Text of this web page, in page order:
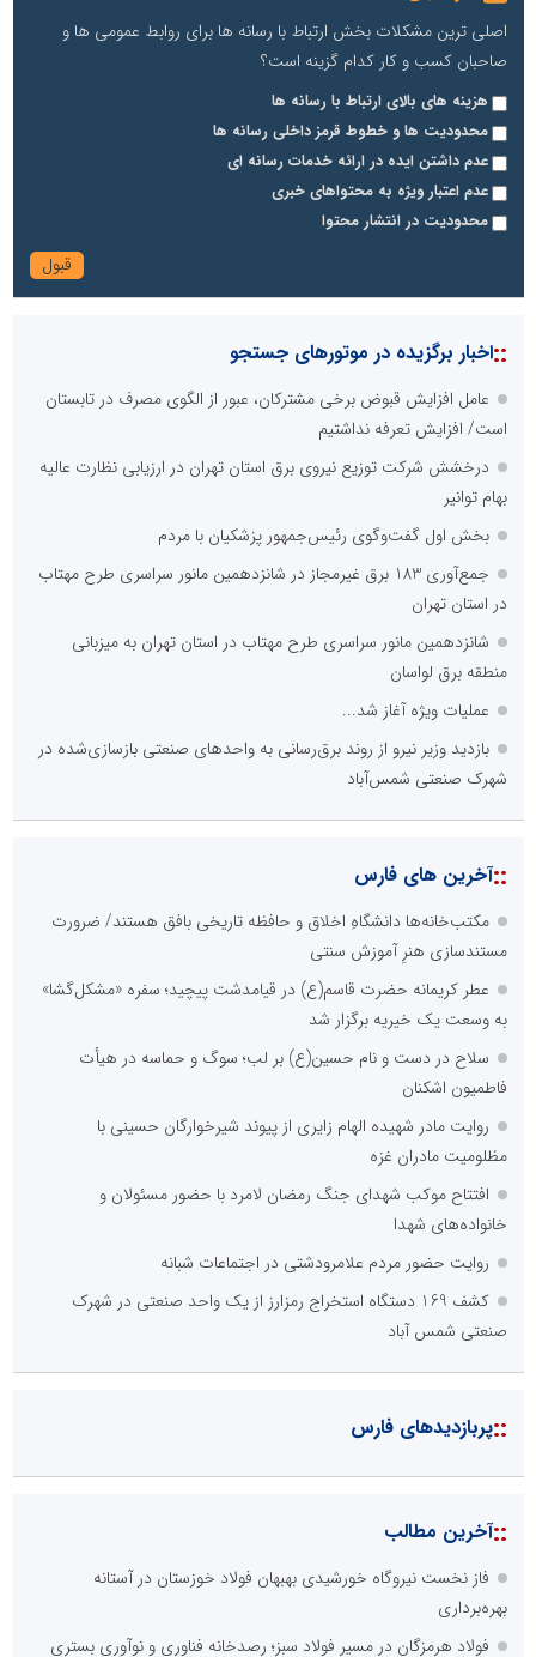
اصلی ترین مشکلات بخش ارتباط با رسانه ها برای روابط عمومی ها و
صاحبان کسب و کار کدام گزینه است؟
هزینه های بالای ارتباط با رسانه ها
محدودیت ها و خطوط قرمز داخلی رسانه ها
عدم داشتن ایده در ارائه خدمات رسانه ای
عدم اعتبار ویژه به محتواهای خبری
محدودیت در انتشار محتوا
::اخبار برگزیده در موتورهای جستجو
عامل افزایش قبوض برخی مشترکان، عبور از الگوی مصرف در تابستان
است/ افزایش تعرفه نداشتیم
درخشش شرکت توزیع نیروی برق استان تهران در ارزیابی نظارت عالیه
بهام توانیر
بخش اول گفت‌وگوی رئیس‌جمهور پزشکیان با مردم
جمع‌آوری 183 برق غیرمجاز در شانزدهمین مانور سراسری طرح مهتاب
در استان تهران
شانزدهمین مانور سراسری طرح مهتاب در استان تهران به میزبانی
منطقه برق لواسان
عملیات ویژه آغاز شد...
بازدید وزیر نیرو از روند برق‌رسانی به واحدهای صنعتی بازسازی‌شده در
شهرک صنعتی شمس‌آباد
::آخرین های فارس
مکتب‌خانه‌ها دانشگاهِ اخلاق و حافظه تاریخی بافق هستند/ ضرورت
مستندسازی هنرِ آموزش سنتی
عطر کریمانه حضرت قاسم(ع) در قیامدشت پیچید؛ سفره «مشکل‌گشا»
به وسعت یک خیریه برگزار شد
سلاح در دست و نام حسین(ع) بر لب؛ سوگ و حماسه در هیأت
فاطمیون اشکنان
روایت مادر شهیده الهام زایری از پیوند شیرخوارگان حسینی با
مظلومیت مادران غزه
افتتاح موکب شهدای جنگ رمضان لامرد با حضور مسئولان و
خانواده‌های شهدا
روایت حضور مردم علامرودشتی در اجتماعات شبانه
کشف 169 دستگاه استخراج رمزارز از یک واحد صنعتی در شهرک
صنعتی شمس آباد
::پربازدیدهای فارس
::آخرین مطالب
فاز نخست نیروگاه خورشیدی بهبهان فولاد خوزستان در آستانه
بهره‌برداری
فولاد هرمزگان در مسیر فولاد سبز؛ رصدخانه فناوری و نوآوری بستری